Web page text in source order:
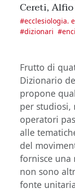
Cereti,
#ecclesiologia.
#dizionari #
Frutto di
Dizionario
propone
per studiosi,
operatori
alle
del
fornisce una
non sono
fonte